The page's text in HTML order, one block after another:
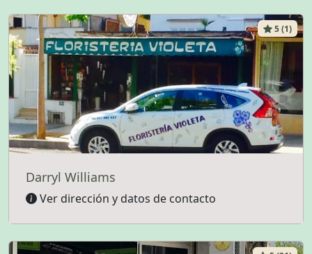
5 (1)
Darryl Williams
Ver dirección y datos de contacto